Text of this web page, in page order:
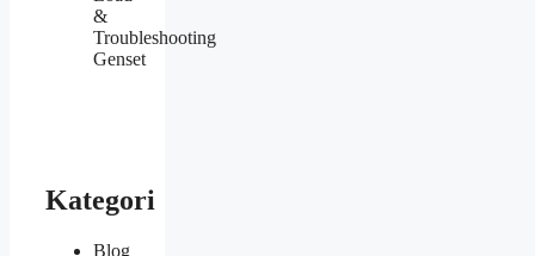
&
Troubleshooting
Genset
Kategori
Blog